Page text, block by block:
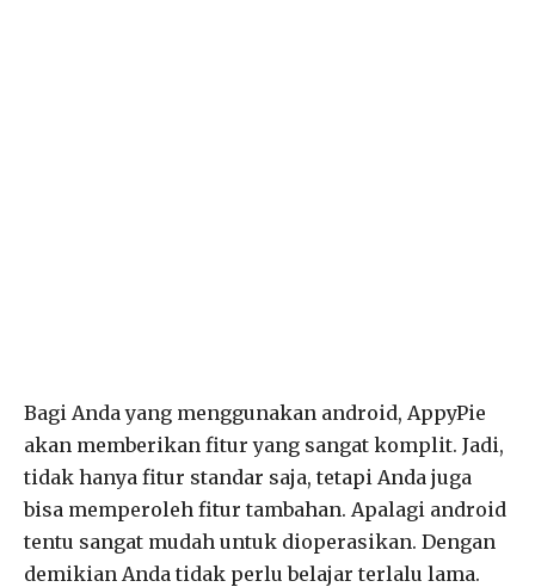
Bagi Anda yang menggunakan android, AppyPie
akan memberikan fitur yang sangat komplit. Jadi,
tidak hanya fitur standar saja, tetapi Anda juga
bisa memperoleh fitur tambahan. Apalagi android
tentu sangat mudah untuk dioperasikan. Dengan
demikian Anda tidak perlu belajar terlalu lama.